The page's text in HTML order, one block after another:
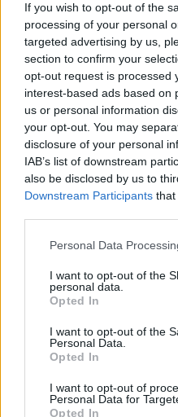
If you wish to opt-out of the
processing of your personal
targeted advertising by us,
section to confirm your
opt-out request is processed
interest-based ads based on
us or personal information
your opt-out. You may
disclosure of your personal
IAB’s list of downstream
also be disclosed by us to
Downstream Participants that
Please note that this
not limited to your visit or
grant or deny consent to
use your data for below
consent section.
Personal Data
I want to opt-out of the
personal data.
Opted In
I want to opt-out of the
Personal Data.
Opted In
I want to opt-out of
Personal Data for
Opted In
Edizione limitata
Gran Premio del
100% Chardonnay e un
Andrea Innocenti · 16 Apr 2026